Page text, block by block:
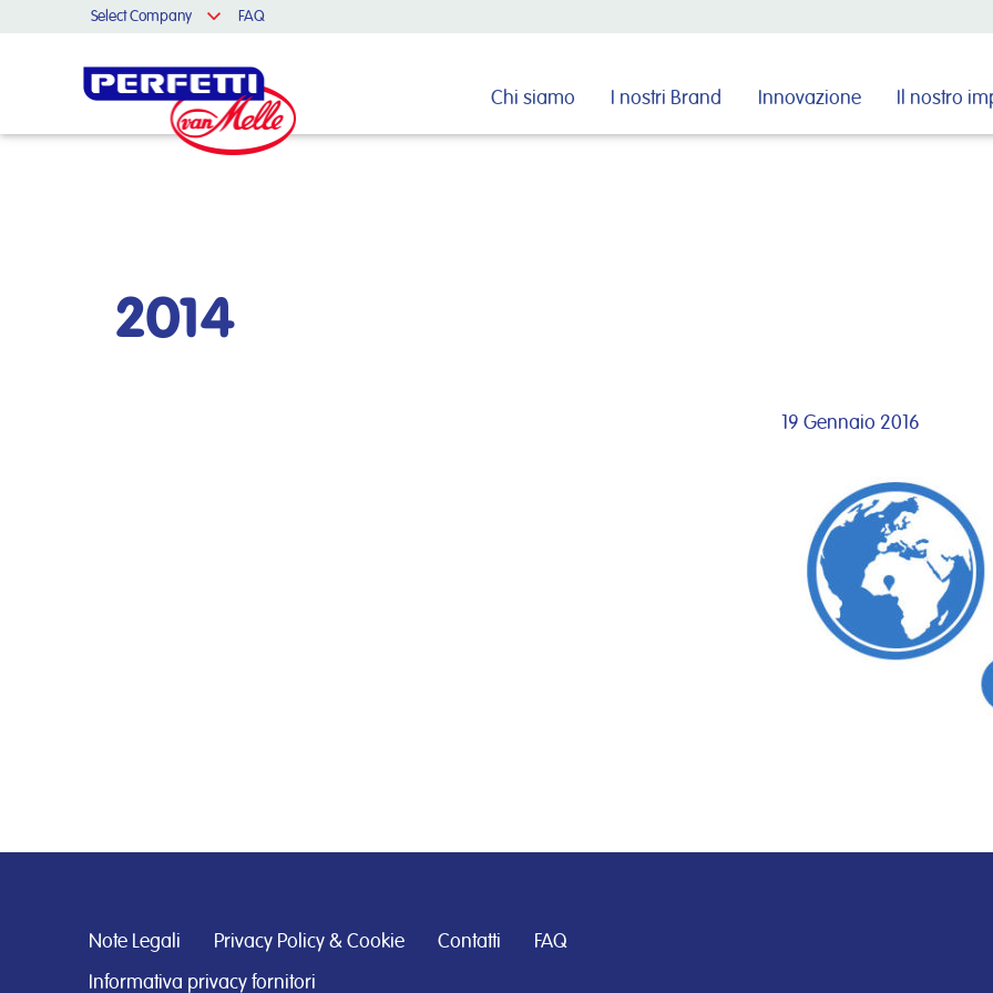
Select Company FAQ
Chi siamo I nostri Brand Innovazione Il nostro
Cerca nel sito
2014
19 Gennaio 2016
Note Legali Privacy Policy & Cookie Contatti FAQ
Informativa privacy fornitori